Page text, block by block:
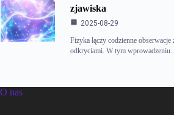
zjawiska
2025-08-29
Fizyka łączy codzienne
odkryciami. W tym
O nas